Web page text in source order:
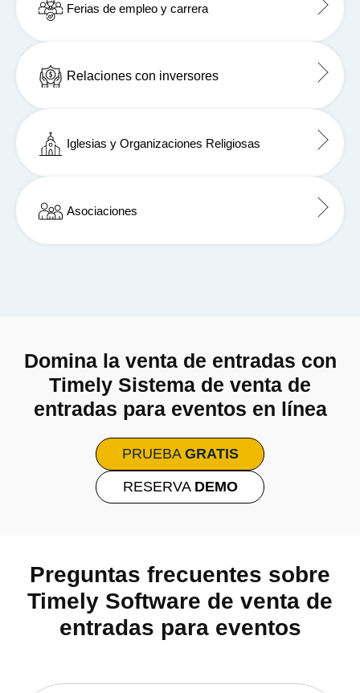
Ferias de empleo y carrera
Relaciones con inversores
Iglesias y Organizaciones Religiosas
Asociaciones
Domina la venta de entradas con
Timely Sistema de venta de
entradas para eventos en línea
PRUEBA GRATIS
RESERVA DEMO
Preguntas frecuentes sobre
Timely Software de venta de
entradas para eventos